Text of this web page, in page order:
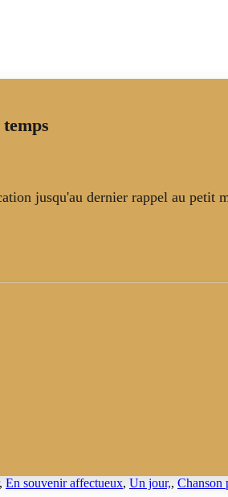
jusqu'au dernier rappel au petit
, En souvenir affectueux, Un jour,, Chanson